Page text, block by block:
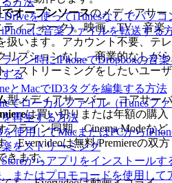
Driveを使ってiTunesなしでパソコ
に音楽ファイルを転送する
イン時にiPhoneでDropboxの音
る
とMacでID3タグを編集する方法
でローカルファイル（iTunesフ
を再生する方法
を使用してMacまたはPCから
をストリーミング
からアプリをインストールす
またはプロモコードを使用して
オープンソースのメディアサー
ティフォーク)。映画、TV、音楽
扱います。アカウント不要、テレ
リプションなし。商業的なしがら
・ストリーミングをしたいユーザ
型メディアサーバー。コアサーバ
は買い切りまたは年額の購入
フライン同期、Cinema Modeなど
Evervideoは無料/Premiereの双方
きます。